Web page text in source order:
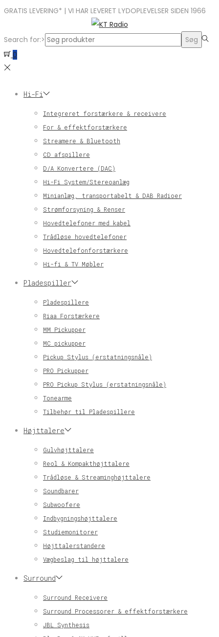
GRATIS LEVERING* | VI HAR LEVERET LYDOPLEVELSER SIDEN 1966
Search for:>
Søg
0
Hi-Fi
Integreret forstærkere & receivere
For & effektforstærkere
Streamere & Bluetooth
CD afspillere
D/A Konvertere (DAC)
Hi-Fi System/Stereoanlæg
Minianlæg, transportabelt & DAB Radioer
Strømforsyning & Renser
Hovedtelefoner med kabel
Trådløse hovedtelefoner
Hovedtelefonforstærkere
Hi-fi & TV Møbler
Pladespiller
Pladespillere
Riaa Forstærkere
MM Pickupper
MC pickupper
Pickup Stylus (erstatningsnåle)
PRO Pickupper
PRO Pickup Stylus (erstatningsnåle)
Tonearme
Tilbehør til Pladespillere
Højttalere
Gulvhøjttalere
Reol & Kompakthøjttalere
Trådløse & Streaminghøjttalere
Soundbarer
Subwoofere
Indbygningshøjttalere
Studiemonitorer
Højttalerstandere
Vægbeslag til højttalere
Surround
Surround Receivere
Surround Processorer & effektforstærkere
JBL Synthesis